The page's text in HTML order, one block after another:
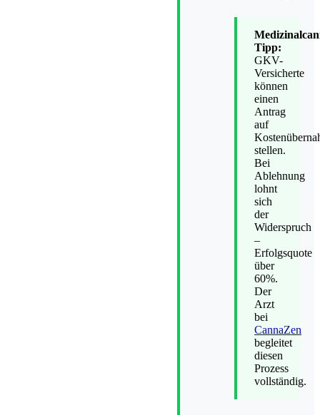
Tipp:
GKV-
Versicherte
können
einen
Antrag
auf
stellen.
Bei
Ablehnung
lohnt
sich
der
Widerspruch
–
Erfolgsquote
über
60%.
Der
Arzt
bei
CannaZen
begleitet
diesen
Prozess
vollständig.